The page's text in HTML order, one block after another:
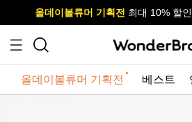
사이즈 무료 교환 서
올데이볼류머 기획전 최대 10% 할
사이즈 무료 교환 서
올데이볼류머 기획전
올데이볼류머 기획전 베스트